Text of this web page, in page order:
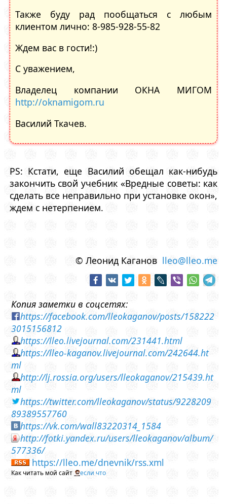
Также буду рад пообщаться с любым
клиентом лично: 8-985-928-55-82
Ждем вас в гости!:)
C уважением,
Владелец компании ОКНА МИГОМ
http://oknamigom.ru
Василий Ткачев.
PS: Кстати, еще Василий обещал как-нибудь
закончить свой учебник «Вредные советы: как
сделать все неправильно при установке окон»,
ждем с нетерпением.
© Леонид Каганов lleo@lleo.me
Копия заметки в соцсетях:
https://facebook.com/lleokaganov/posts/158222
3015156812
https://lleo.livejournal.com/231441.html
https://lleo-kaganov.livejournal.com/242644.ht
ml
http://lj.rossia.org/users/lleokaganov/215439.ht
ml
https://twitter.com/lleokaganov/status/9228209
89389557760
https://vk.com/wall83220314_1584
http://fotki.yandex.ru/users/lleokaganov/album/
577336/
https://lleo.me/dnevnik/rss.xml
Как читать мой сайт если что